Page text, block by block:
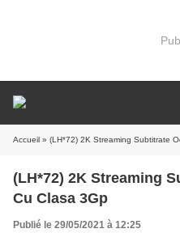
Accueil » (LH*72) 2K Streaming Subtitrate
(LH*72) 2K Streaming
Cu Clasa 3Gp
Publié le 29/05/2021 à 12:25